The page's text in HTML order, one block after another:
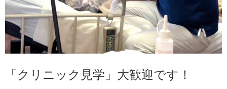
「クリニック見学」大歓迎です！